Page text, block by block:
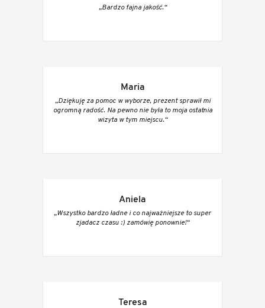
„Bardzo fajna jakość.“
Maria
„Dziękuję za pomoc w wyborze, prezent sprawił mi
ogromną radość. Na pewno nie była to moja ostatnia
wizyta w tym miejscu.“
Aniela
„Wszystko bardzo ładne i co najważniejsze to super
zjadacz czasu :) zamówię ponownie!“
Teresa